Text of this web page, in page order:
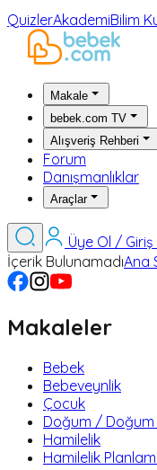
QuizlerAkademiBilim
Makale
bebek.com TV
Alışveriş Rehberi
Forum
Danışmanlıklar
Araçlar
Üye Ol / Giriş
İçerik BulunamadıAna
Makaleler
Bebek
Bebeveynlik
Çocuk
Doğum / Doğum
Hamilelik
Hamilelik